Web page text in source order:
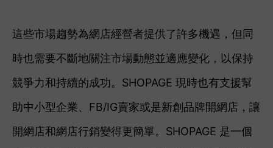
這些市場趨勢為網店經營者提供了許多機遇，但同
時也需要不斷地關注市場動態並適應變化，以保持
競爭力和持續的成功。 SHOPAGE 現時也有支援幫
助中小型企業、FB/IG賣家或是新創品牌開網店，讓
開網店和網店行銷變得更簡單。SHOPAGE 是一個